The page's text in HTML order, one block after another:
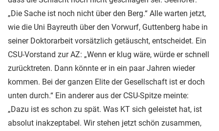
„Die Sache ist noch nicht über den Berg.“ Alle warten jetzt,
wie die Uni Bayreuth über den Vorwurf, Guttenberg habe in
seiner Doktorarbeit vorsätzlich getäuscht, entscheidet. Ein
CSU-Vorstand zur AZ: „Wenn er klug wäre, würde er schnell
zurücktreten. Dann könnte er in ein paar Jahren wieder
kommen. Bei der ganzen Elite der Gesellschaft ist er doch
unten durch.“ Ein anderer aus der CSU-Spitze meinte:
„Dazu ist es schon zu spät. Was KT sich geleistet hat, ist
absolut inakzeptabel. Wir stehen jetzt schön zusammen,